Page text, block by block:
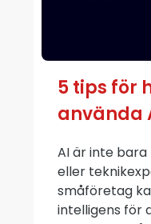
5 tips för
använda
AI är inte
eller
småföretag
intelligens för